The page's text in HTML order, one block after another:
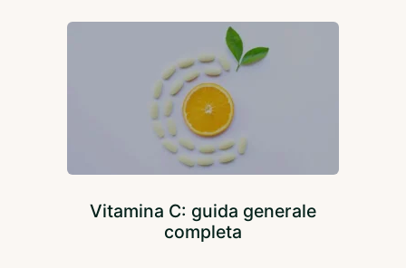
Vitamina C: guida generale
completa